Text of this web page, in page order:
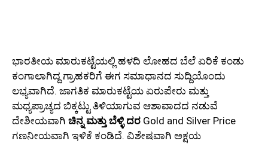
ಭಾರತೀಯ ಮಾರುಕಟ್ಟೆಯಲ್ಲಿ ಹಳದಿ ಲೋಹದ ಬೆಲೆ ಏರಿಕೆ ಕಂಡು
ಕಂಗಾಲಾಗಿದ್ದ ಗ್ರಾಹಕರಿಗೆ ಈಗ ಸಮಾಧಾನದ ಸುದ್ದಿಯೊಂದು
ಲಭ್ಯವಾಗಿದೆ. ಜಾಗತಿಕ ಮಾರುಕಟ್ಟೆಯ ಏರುಪೇರು ಮತ್ತು
ಮಧ್ಯಪ್ರಾಚ್ಯದ ಬಿಕ್ಕಟ್ಟು ತಿಳಿಯಾಗುವ ಆಶಾವಾದದ ನಡುವೆ
ದೇಶೀಯವಾಗಿ ಚಿನ್ನ ಮತ್ತು ಬೆಳ್ಳಿ ದರ Gold and Silver Price
ಗಣನೀಯವಾಗಿ ಇಳಿಕೆ ಕಂಡಿದೆ. ವಿಶೇಷವಾಗಿ ಅಕ್ಷಯ